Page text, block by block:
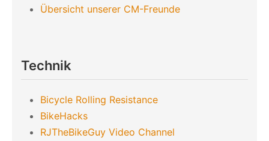
Übersicht unserer CM-Freunde
Technik
Bicycle Rolling Resistance
BikeHacks
RJTheBikeGuy Video Channel